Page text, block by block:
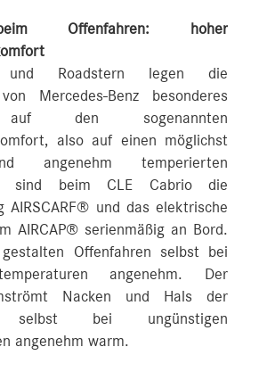
Offenfahren: hoher
Roadstern legen die
Mercedes-Benz besonderes
auf den sogenannten
also auf einen möglichst
angenehm temperierten
sind beim CLE Cabrio die
AIRSCARF® und das elektrische
AIRCAP® serienmäßig an Bord.
Offenfahren selbst bei
angenehm. Der
Nacken und Hals der
selbst bei ungünstigen
angenehm warm.